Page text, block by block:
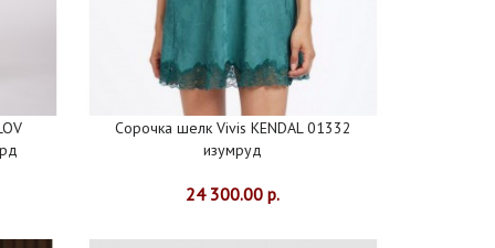
Сорочка шелк Vivis KENDAL 01332
изумруд
24 300.00 р.